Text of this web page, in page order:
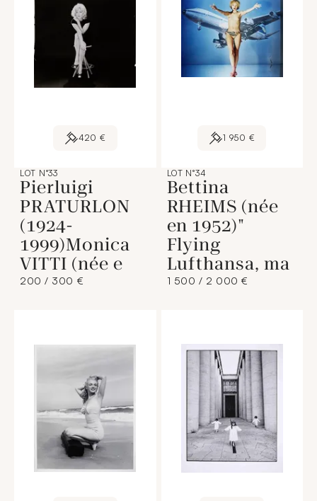
420 €
LOT N°33
Pierluigi
PRATURLON
(1924-
1999)Monica
VITTI (née e
200 / 300 €
1 950 €
LOT N°34
Bettina
RHEIMS (née
en 1952)"
Flying
Lufthansa, ma
1 500 / 2 000 €